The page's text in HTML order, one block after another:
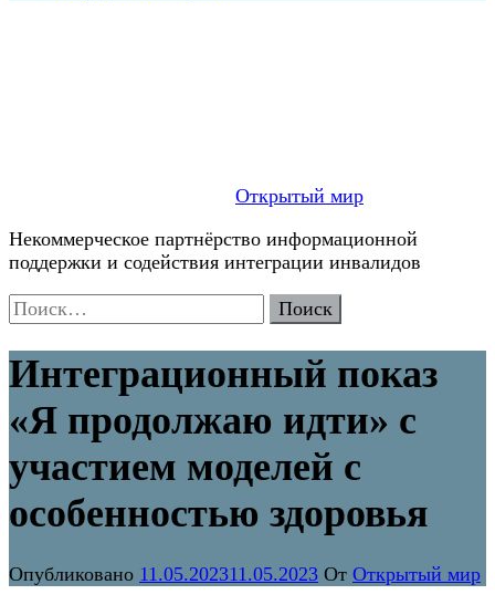
Открытый мир
Некоммерческое партнёрство информационной
поддержки и содействия интеграции инвалидов
Найти:
Интеграционный показ
«Я продолжаю идти» с
участием моделей с
особенностью здоровья
Опубликовано 11.05.202311.05.2023 От Открытый мир